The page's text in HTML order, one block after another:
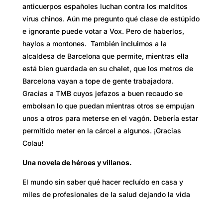
anticuerpos españoles luchan contra los malditos
virus chinos. Aún me pregunto qué clase de estúpido
e ignorante puede votar a Vox. Pero de haberlos,
haylos a montones. También incluimos a la
alcaldesa de Barcelona que permite, mientras ella
está bien guardada en su chalet, que los metros de
Barcelona vayan a tope de gente trabajadora.
Gracias a TMB cuyos jefazos a buen recaudo se
embolsan lo que puedan mientras otros se empujan
unos a otros para meterse en el vagón. Debería estar
permitido meter en la cárcel a algunos. ¡Gracias
Colau!
Una novela de héroes y villanos.
El mundo sin saber qué hacer recluído en casa y
miles de profesionales de la salud dejando la vida